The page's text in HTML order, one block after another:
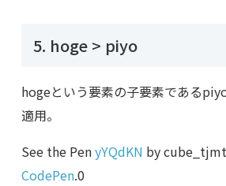
5. hoge > piyo
hogeという要素の子要素である
適用。
See the PenyYQdKN by
CodePen.0